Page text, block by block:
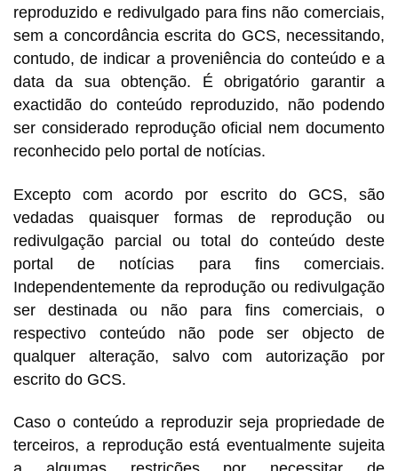
reproduzido e redivulgado para fins não comerciais,
sem a concordância escrita do GCS, necessitando,
contudo, de indicar a proveniência do conteúdo e a
data da sua obtenção. É obrigatório garantir a
exactidão do conteúdo reproduzido, não podendo
ser considerado reprodução oficial nem documento
reconhecido pelo portal de notícias.
Excepto com acordo por escrito do GCS, são
vedadas quaisquer formas de reprodução ou
redivulgação parcial ou total do conteúdo deste
portal de notícias para fins comerciais.
Independentemente da reprodução ou redivulgação
ser destinada ou não para fins comerciais, o
respectivo conteúdo não pode ser objecto de
qualquer alteração, salvo com autorização por
escrito do GCS.
Caso o conteúdo a reproduzir seja propriedade de
terceiros, a reprodução está eventualmente sujeita